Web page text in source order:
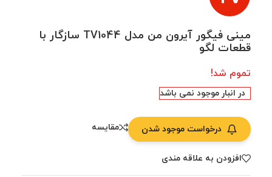
مینی فیگور آیرون من مدل TV1044 سازگار با
قطعات لگو
تموم شد!
در انبار موجود نمی باشد
درخواست موجود شدن مقایسه
افزودن به علاقه مندی